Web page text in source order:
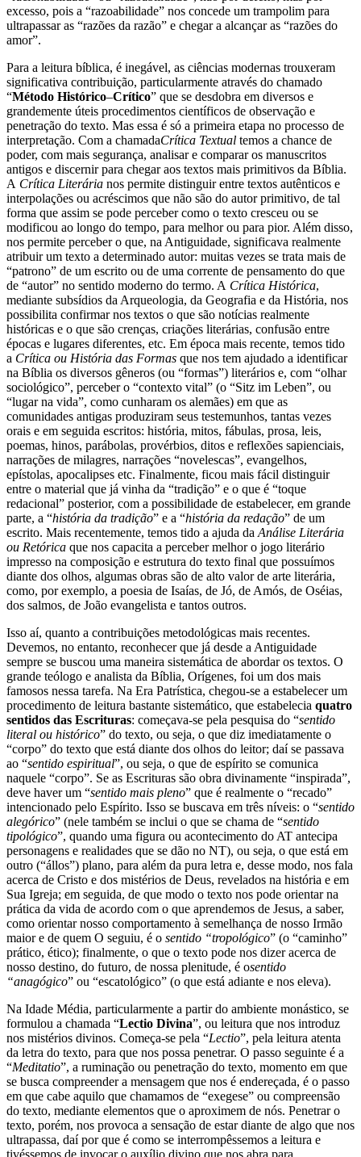
excesso, pois a “razoabilidade” nos concede um trampolim para
ultrapassar as “razões da razão” e chegar a alcançar as “razões do
amor”.
Para a leitura bíblica, é inegável, as ciências modernas trouxeram
significativa contribuição, particularmente através do chamado
“Método Histórico–Crítico” que se desdobra em diversos e
grandemente úteis procedimentos científicos de observação e
penetração do texto. Mas essa é só a primeira etapa no processo de
interpretação. Com a chamadaCrítica Textual temos a chance de
poder, com mais segurança, analisar e comparar os manuscritos
antigos e discernir para chegar aos textos mais primitivos da Bíblia.
A Crítica Literária nos permite distinguir entre textos autênticos e
interpolações ou acréscimos que não são do autor primitivo, de tal
forma que assim se pode perceber como o texto cresceu ou se
modificou ao longo do tempo, para melhor ou para pior. Além disso,
nos permite perceber o que, na Antiguidade, significava realmente
atribuir um texto a determinado autor: muitas vezes se trata mais de
“patrono” de um escrito ou de uma corrente de pensamento do que
de “autor” no sentido moderno do termo. A Crítica Histórica,
mediante subsídios da Arqueologia, da Geografia e da História, nos
possibilita confirmar nos textos o que são notícias realmente
históricas e o que são crenças, criações literárias, confusão entre
épocas e lugares diferentes, etc. Em época mais recente, temos tido
a Crítica ou História das Formas que nos tem ajudado a identificar
na Bíblia os diversos gêneros (ou “formas”) literários e, com “olhar
sociológico”, perceber o “contexto vital” (o “Sitz im Leben”, ou
“lugar na vida”, como cunharam os alemães) em que as
comunidades antigas produziram seus testemunhos, tantas vezes
orais e em seguida escritos: história, mitos, fábulas, prosa, leis,
poemas, hinos, parábolas, provérbios, ditos e reflexões sapienciais,
narrações de milagres, narrações “novelescas”, evangelhos,
epístolas, apocalipses etc. Finalmente, ficou mais fácil distinguir
entre o material que já vinha da “tradição” e o que é “toque
redacional” posterior, com a possibilidade de estabelecer, em grande
parte, a “história da tradição” e a “história da redação” de um
escrito. Mais recentemente, temos tido a ajuda da Análise Literária
ou Retórica que nos capacita a perceber melhor o jogo literário
impresso na composição e estrutura do texto final que possuímos
diante dos olhos, algumas obras são de alto valor de arte literária,
como, por exemplo, a poesia de Isaías, de Jó, de Amós, de Oséias,
dos salmos, de João evangelista e tantos outros.
Isso aí, quanto a contribuições metodológicas mais recentes.
Devemos, no entanto, reconhecer que já desde a Antiguidade
sempre se buscou uma maneira sistemática de abordar os textos. O
grande teólogo e analista da Bíblia, Orígenes, foi um dos mais
famosos nessa tarefa. Na Era Patrística, chegou-se a estabelecer um
procedimento de leitura bastante sistemático, que estabelecia quatro
sentidos das Escrituras: começava-se pela pesquisa do “sentido
literal ou histórico” do texto, ou seja, o que diz imediatamente o
“corpo” do texto que está diante dos olhos do leitor; daí se passava
ao “sentido espiritual”, ou seja, o que de espírito se comunica
naquele “corpo”. Se as Escrituras são obra divinamente “inspirada”,
deve haver um “sentido mais pleno” que é realmente o “recado”
intencionado pelo Espírito. Isso se buscava em três níveis: o “sentido
alegórico” (nele também se inclui o que se chama de “sentido
tipológico”, quando uma figura ou acontecimento do AT antecipa
personagens e realidades que se dão no NT), ou seja, o que está em
outro (“állos”) plano, para além da pura letra e, desse modo, nos fala
acerca de Cristo e dos mistérios de Deus, revelados na história e em
Sua Igreja; em seguida, de que modo o texto nos pode orientar na
prática da vida de acordo com o que aprendemos de Jesus, a saber,
como orientar nosso comportamento à semelhança de nosso Irmão
maior e de quem O seguiu, é o sentido “tropológico” (o “caminho”
prático, ético); finalmente, o que o texto pode nos dizer acerca de
nosso destino, do futuro, de nossa plenitude, é osentido
“anagógico” ou “escatológico” (o que está adiante e nos eleva).
Na Idade Média, particularmente a partir do ambiente monástico, se
formulou a chamada “Lectio Divina”, ou leitura que nos introduz
nos mistérios divinos. Começa-se pela “Lectio”, pela leitura atenta
da letra do texto, para que nos possa penetrar. O passo seguinte é a
“Meditatio”, a ruminação ou penetração do texto, momento em que
se busca compreender a mensagem que nos é endereçada, é o passo
em que cabe aquilo que chamamos de “exegese” ou compreensão
do texto, mediante elementos que o aproximem de nós. Penetrar o
texto, porém, nos provoca a sensação de estar diante de algo que nos
ultrapassa, daí por que é como se interrompêssemos a leitura e
tivéssemos de invocar o auxílio divino que nos abra para